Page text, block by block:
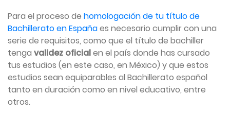
Para el proceso de homologación de tu título de
Bachillerato en Españaes necesario cumplir con una
serie de requisitos, como que el título de bachiller
tenga validez oficialen el país donde has cursado
tus estudios (en este caso, en México) y que estos
estudios sean equiparables al Bachillerato español
tanto en duración como en nivel educativo, entre
otros.